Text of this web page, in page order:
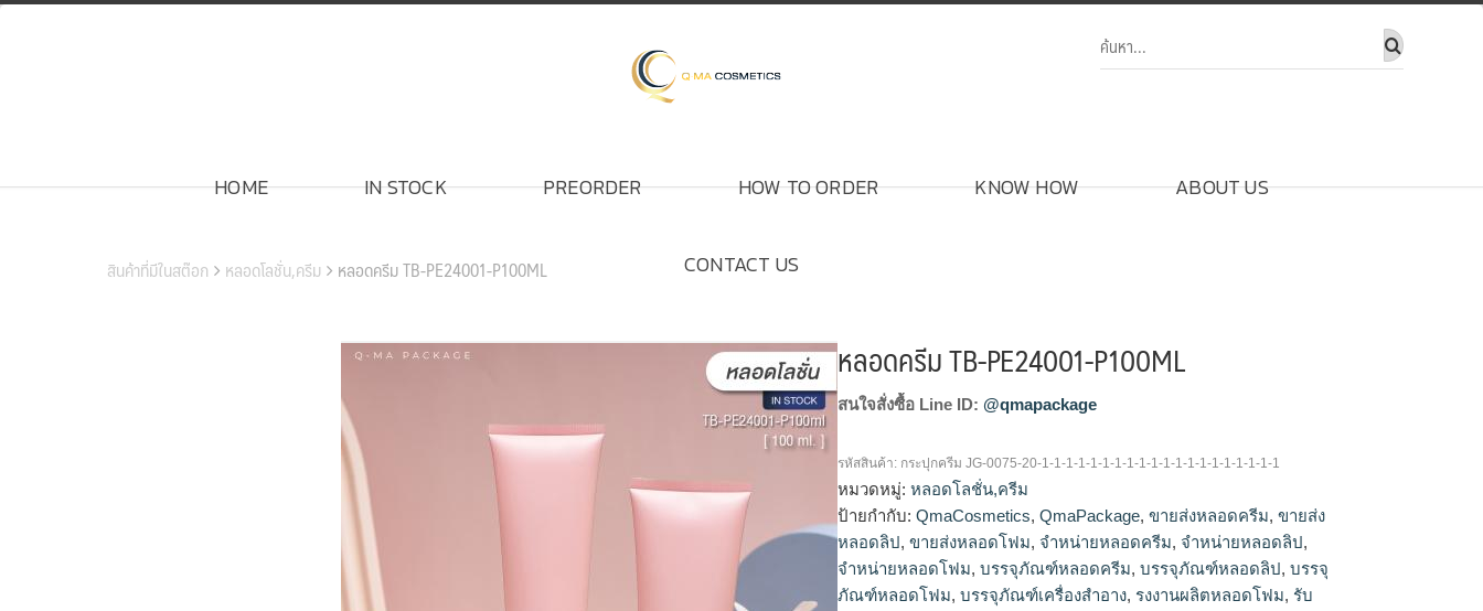
Skip
HOME IN STOCK PREORDER HOW TO ORDER KNOW HOW ABOUT US
CONTACT US
สินค้าที่มีในสต๊อก หลอดโลชั่น,ครีม หลอดครีม TB-PE24001-P100ML
หลอดครีม TB-PE24001-P100ML
สนใจสั่งซื้อ Line ID: @qmapackage
รหัสสินค้า: กระปุกครีม JG-0075-20-1-1-1-1-1-1-1-1-1-1-1-1-1-1-1-1-1-1-1-1
หมวดหมู่:หลอดโลชั่น,ครีม
ป้ายกำกับ:QmaCosmetics,QmaPackage,ขายส่งหลอดครีม,ขายส่ง
หลอดลิป,ขายส่งหลอดโฟม, จำหน่ายหลอดครีม, จำหน่ายหลอดลิป,
จำหน่ายหลอดโฟม,บรรจุภัณฑ์หลอดครีม,บรรจุภัณฑ์หลอดลิป,บรรจุ
ภัณฑ์หลอดโฟม,บรรจุภัณฑ์เครื่องสำอาง, รงงานผลิตหลอดโฟม, รับ